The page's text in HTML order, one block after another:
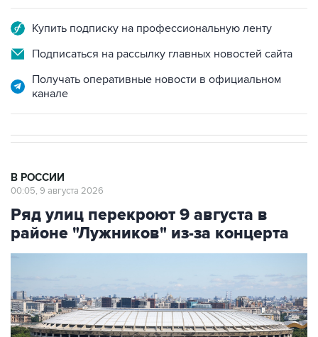
Купить подписку на профессиональную ленту
Подписаться на рассылку главных новостей сайта
Получать оперативные новости в официальном
канале
В РОССИИ
00:05, 9 августа 2026
Ряд улиц перекроют 9 августа в
районе "Лужников" из-за концерта